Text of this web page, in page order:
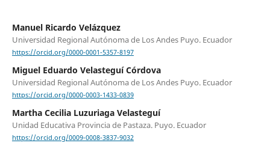
Manuel Ricardo Velázquez
Universidad Regional Autónoma de Los Andes Puyo. Ecuador
https://orcid.org/0000-0001-5357-8197
Miguel Eduardo Velasteguí Córdova
Universidad Regional Autónoma de Los Andes Puyo. Ecuador
https://orcid.org/0000-0003-1433-0839
Martha Cecilia Luzuriaga Velasteguí
Unidad Educativa Provincia de Pastaza. Puyo. Ecuador
https://orcid.org/0009-0008-3837-9032